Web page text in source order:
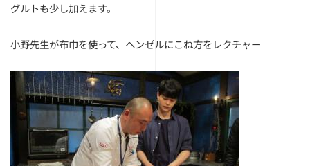
グルトも少し加えます。
小野先生が布巾を使って、ヘンゼルにこね方をレクチャー